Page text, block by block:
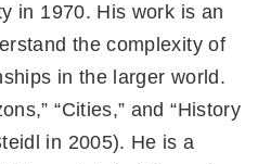
in 1970. His work is an
the complexity of
in the larger world.
“Cities,” and “History
in 2005). He is a